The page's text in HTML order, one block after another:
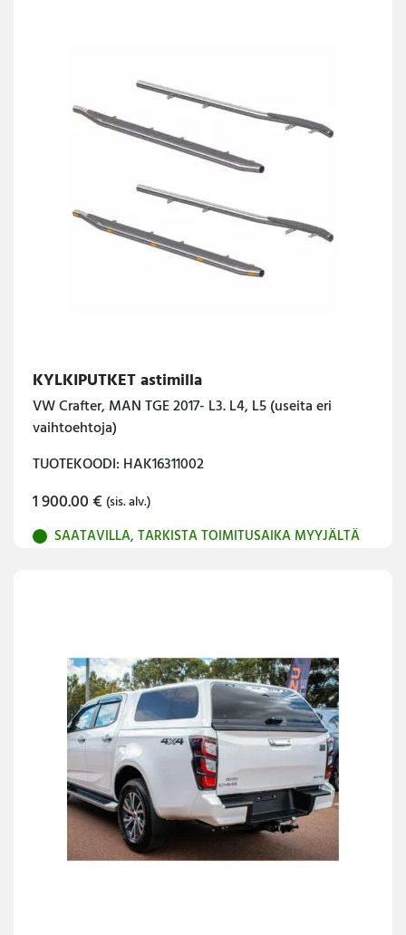
KYLKIPUTKET astimilla
VW Crafter, MAN TGE 2017- L3. L4, L5 (useita eri
vaihtoehtoja)
TUOTEKOODI: HAK16311002
1 900.00€ (sis. alv.)
SAATAVILLA, TARKISTA TOIMITUSAIKA MYYJÄLTÄ